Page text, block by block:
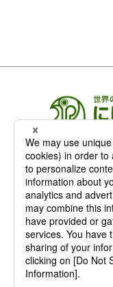
凡人社の
〒102-0093
TEL：03-
麹町店